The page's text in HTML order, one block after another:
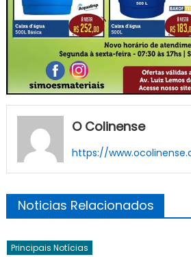
O Colinense
https://
Noticias Relacionados
Principais Notícias